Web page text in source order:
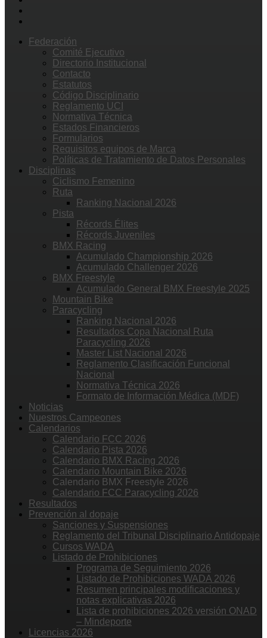
Federación
Comité Ejecutivo
Directorio Institucional
Contacto
Estatutos
Código Disciplinario
Reglamento UCI
Normativa Técnica
Estados Financieros
Formularios
Requisitos equipos de Marca
Políticas de Tratamiento de Datos Personales
Disciplinas
Ciclismo Femenino
Ruta
Ranking Nacional 2026
Pista
Récords Élites
Récords Juveniles
BMX Racing
Acumulado Championship 2026
Acumulado Challenger 2026
BMX Freestyle
Acumulado General BMX Freestyle 2025
Mountain Bike
Paracycling
Ranking Nacional 2026
Resultados Copa Nacional Ruta
Paracycling 2026
Master List Nacional 2026
Reglamento Clasificación Funcional
Nacional
Normativa Técnica 2026
Formato de Información Médica (MDF)
Noticias
Nuestros Campeones
Calendarios
Calendario FCC 2026
Calendario Pista 2026
Calendario BMX Racing 2026
Calendario Mountain Bike 2026
Calendario BMX Freestyle 2026
Calendario FCC Paracycling 2026
Resultados
Prevención al dopaje
Sanciones y Suspensiones
Reglamento del Tribunal Disciplinario Antidopaje
Cursos WADA
Listado de Prohibiciones
Programa de Seguimiento 2026
Listado de Prohibiciones WADA 2026
Resumen principales modificaciones y
notas explicativas 2026
Lista de prohibiciones 2026 versión ONAD
– Mindeporte
Licencias 2026